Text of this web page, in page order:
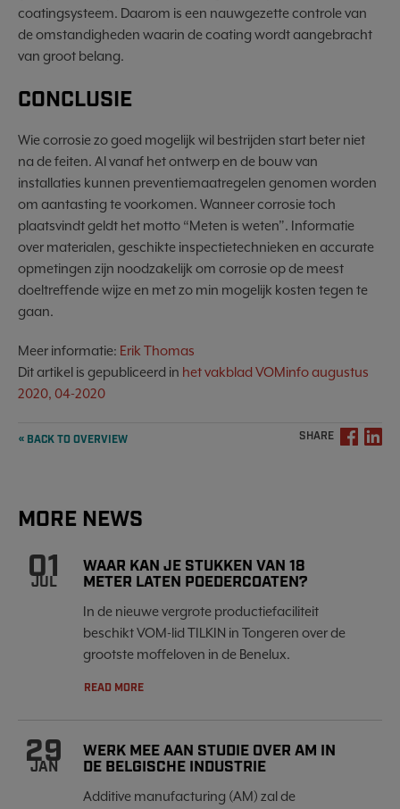
coatingsysteem. Daarom is een nauwgezette controle van
de omstandigheden waarin de coating wordt aangebracht
van groot belang.
CONCLUSIE
Wie corrosie zo goed mogelijk wil bestrijden start beter niet
na de feiten. Al vanaf het ontwerp en de bouw van
installaties kunnen preventiemaatregelen genomen worden
om aantasting te voorkomen. Wanneer corrosie toch
plaatsvindt geldt het motto “Meten is weten”. Informatie
over materialen, geschikte inspectietechnieken en accurate
opmetingen zijn noodzakelijk om corrosie op de meest
doeltreffende wijze en met zo min mogelijk kosten tegen te
gaan.
Meer informatie: Erik Thomas
Dit artikel is gepubliceerd in het vakblad VOMinfo augustus
2020, 04-2020
« BACK TO OVERVIEW SHARE
MORE NEWS
01
JUL
WAAR KAN JE STUKKEN VAN 18
METER LATEN POEDERCOATEN?
In de nieuwe vergrote productiefaciliteit
beschikt VOM-lid TILKIN in Tongeren over de
grootste moffeloven in de Benelux.
READ MORE
29
JAN
WERK MEE AAN STUDIE OVER AM IN
DE BELGISCHE INDUSTRIE
Additive manufacturing (AM) zal de